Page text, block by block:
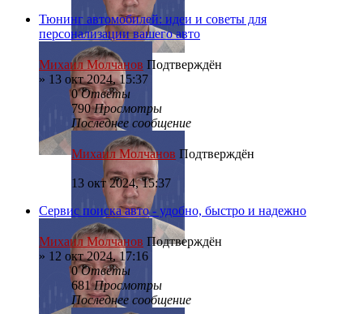
Тюнинг автомобилей: идеи и советы для
персонализации вашего авто
Михаил Молчанов Подтверждён
» 13 окт 2024, 15:37
0Ответы
790Просмотры
Последнее сообщение
Михаил Молчанов Подтверждён
13 окт 2024, 15:37
Сервис поиска авто - удобно, быстро и надежно
Михаил Молчанов Подтверждён
» 12 окт 2024, 17:16
0Ответы
681Просмотры
Последнее сообщение